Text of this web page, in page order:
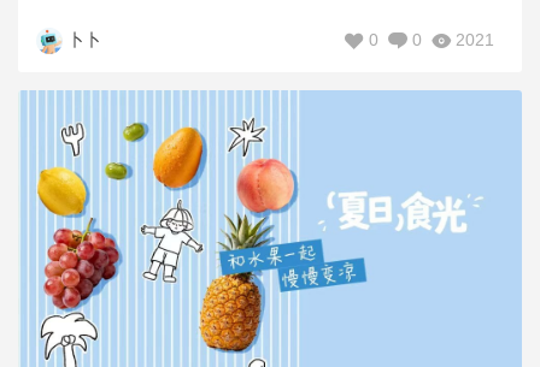
卜卜 2021
0
0